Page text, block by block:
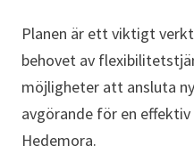
Planen är ett viktigt
behovet av
möjligheter att ansluta
avgörande för en
Hedemora.